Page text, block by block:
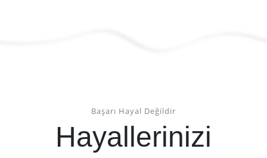
Başarı Hayal Değildir
Hayallerinizi